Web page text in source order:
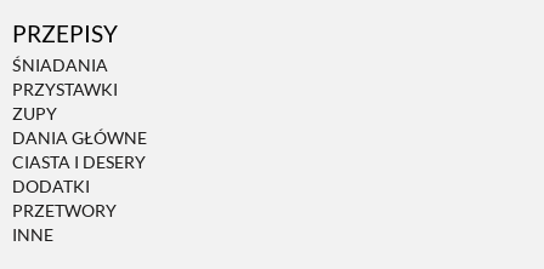
PRZEPISY
ŚNIADANIA
PRZYSTAWKI
ZUPY
DANIA GŁÓWNE
CIASTA I DESERY
DODATKI
PRZETWORY
INNE